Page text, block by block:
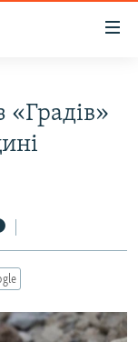
«Градів»